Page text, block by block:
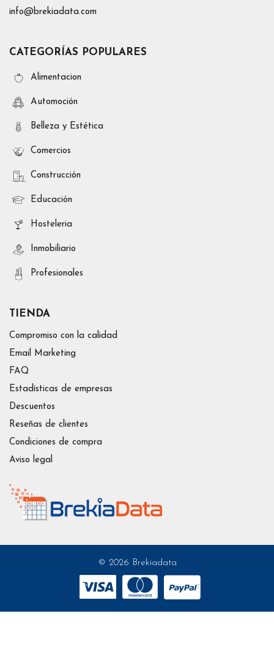
info@brekiadata.com
CATEGORÍAS POPULARES
Alimentacion
Automoción
Belleza y Estética
Comercios
Construcción
Educación
Hosteleria
Inmobiliario
Profesionales
TIENDA
Compromiso con la calidad
Email Marketing
FAQ
Estadísticas de empresas
Descuentos
Reseñas de clientes
Condiciones de compra
Aviso legal
© 2026 Brekiadata